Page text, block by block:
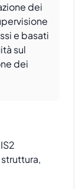
dei
e basati
sul
dei